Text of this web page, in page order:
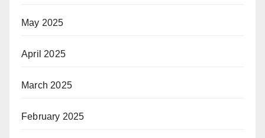
May 2025
April 2025
March 2025
February 2025